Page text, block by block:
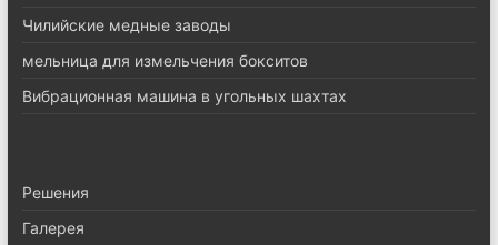
Чилийские медные заводы
мельница для измельчения бокситов
Вибрационная машина в угольных шахтах
Pешения
Галерея